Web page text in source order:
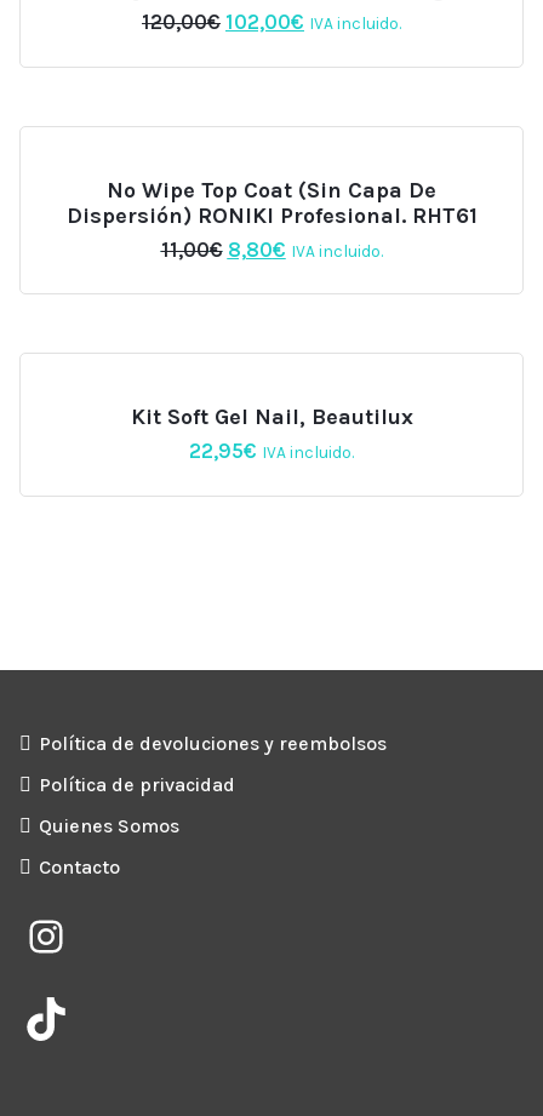
120,00€ El
original
102,00€ El
actual
IVA incluido.
No Wipe Top Coat (sin Capa De
Dispersión) RONIKI Profesional. RHT61
11,00€ El
original
8,80€El
actual
IVA incluido.
Kit Soft Gel Nail, Beautilux
22,95€ IVA incluido.
Política de devoluciones y reembolsos
Política de privacidad
Quienes Somos
Contacto